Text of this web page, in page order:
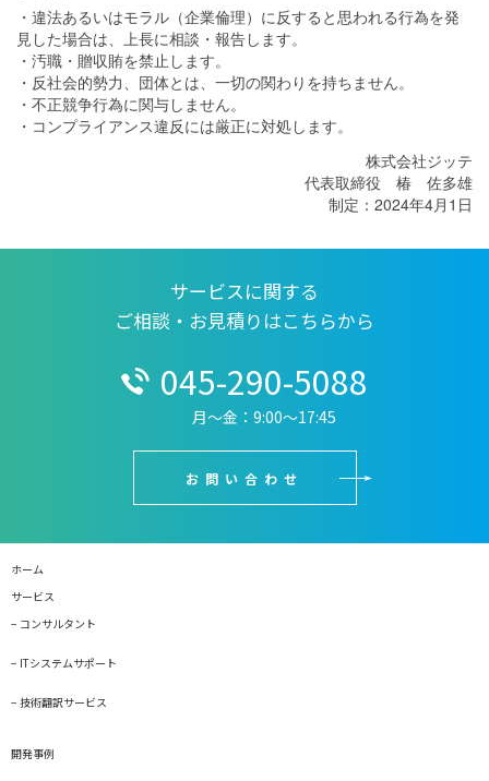
・違法あるいはモラル（企業倫理）に反すると思われる行為を発
見した場合は、上長に相談・報告します。
・汚職・贈収賄を禁止します。
・反社会的勢力、団体とは、一切の関わりを持ちません。
・不正競争行為に関与しません。
・コンプライアンス違反には厳正に対処します。
株式会社ジッテ
代表取締役 椿 佐多雄
制定：2024年4月1日
サービスに関する
ご相談・お見積りはこちらから
045-290-5088
月〜金：9:00〜17:45
お問い合わせ
ホーム
サービス
− コンサルタント
− ITシステムサポート
− 技術翻訳サービス
開発事例